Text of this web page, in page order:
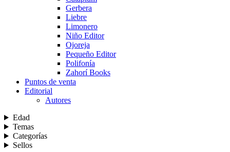
Gerbera
Liebre
Limonero
Niño Editor
Ojoreja
Pequeño Editor
Polifonía
Zahorí Books
Puntos de venta
Editorial
Autores
Edad
Temas
Categorías
Sellos